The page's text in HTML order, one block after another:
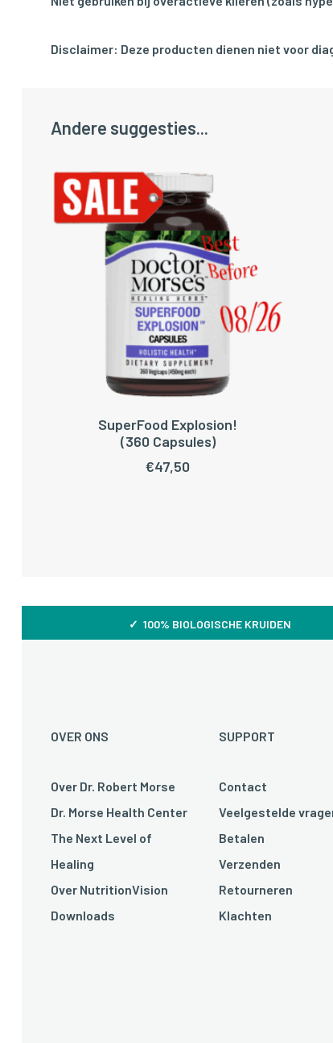
Disclaimer: Deze producten dienen niet voor
Andere suggesties...
TOEVOEGEN AAN WINKELWAGEN
SuperFood Explosion!
(360 Capsules)
€47,50
✓ 100% BIOLOGISCHE KRUIDEN
OVER ONS
Over Dr. Robert Morse
Dr. Morse Health Center
The Next Level of
Healing
Over NutritionVision
Downloads
SUPPORT
Contact
Veelgestelde
Betalen
Verzenden
Retourneren
Klachten